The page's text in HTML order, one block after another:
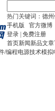
热门关键词： 德
手机版
官方微博
登录 免费注册
首页新闻新品文章
/编程电源技术模拟